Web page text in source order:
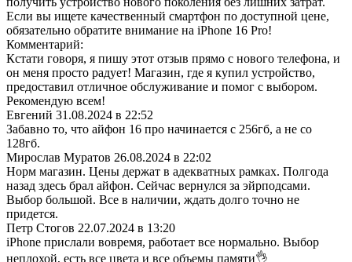
Если вы ищете качественный смартфон по доступной цене,
обязательно обратите внимание на iPhone 16 Pro!
Комментарий:
Кстати говоря, я пишу этот отзыв прямо с нового телефона, и
он меня просто радует! Магазин, где я купил устройство,
предоставил отличное обслуживание и помог с выбором.
Рекомендую всем!
Евгений 31.08.2024 в 22:52
Забавно то, что айфон 16 про начинается с 256гб, а не со
128гб.
Мирослав Муратов 26.08.2024 в 22:02
Норм магазин. Цены держат в адекватных рамках. Полгода
назад здесь брал айфон. Сейчас вернулся за эйрподсами.
Выбор большой. Все в наличии, ждать долго точно не
придется.
Петр Стогов 22.07.2024 в 13:20
iPhone прислали вовремя, работает все нормально. Выбор
неплохой, есть все цвета и все объемы памяти👌